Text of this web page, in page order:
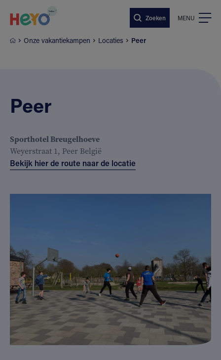
Zoeken MENU
Onze vakantiekampen Locaties Peer
Peer
Sporthotel Breugelhoeve
Weyerstraat 1, Peer België
Bekijk hier de route naar de locatie